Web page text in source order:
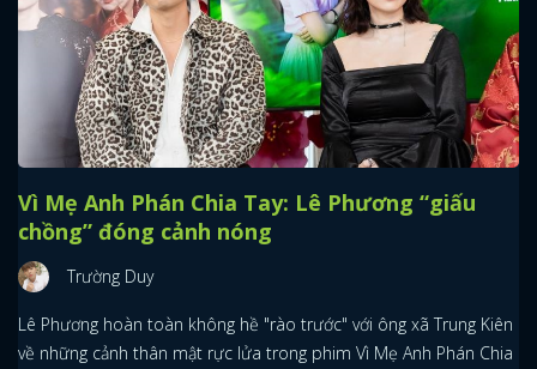
Vì Mẹ Anh Phán Chia Tay: Lê Phương “giấu
chồng” đóng cảnh nóng
Trường Duy
Lê Phương hoàn toàn không hề "rào trước" với ông xã Trung Kiên
về những cảnh thân mật rực lửa trong phim Vì Mẹ Anh Phán Chia